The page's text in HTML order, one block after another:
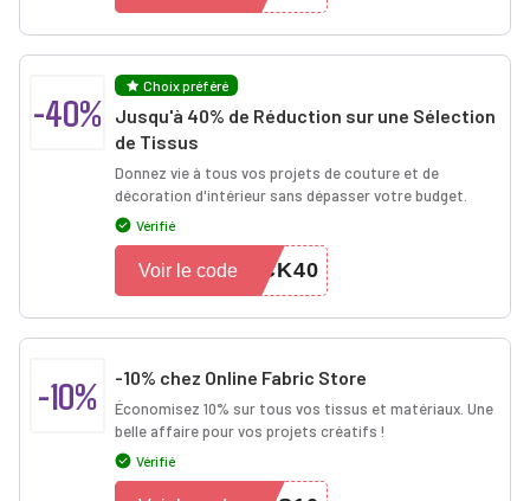
-40%
Choix préféré
Jusqu'à 40% de Réduction sur une Sélection
de Tissus
Donnez vie à tous vos projets de couture et de
décoration d'intérieur sans dépasser votre budget.
Vérifié
CK40
Voir le code
-10% -10% chez Online Fabric Store
Économisez 10% sur tous vos tissus et matériaux. Une
belle affaire pour vos projets créatifs !
Vérifié